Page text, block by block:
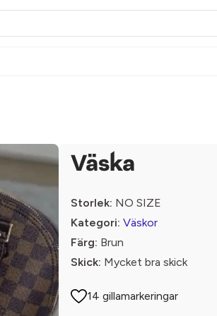
Väska
Storlek: NO SIZE
Kategori: Väskor
Färg: Brun
Skick: Mycket bra skick
14 gillamarkeringar